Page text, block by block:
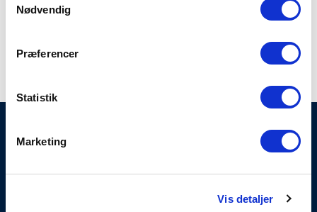
Nødvendig
Præferencer
Statistik
Marketing
Vis detaljer